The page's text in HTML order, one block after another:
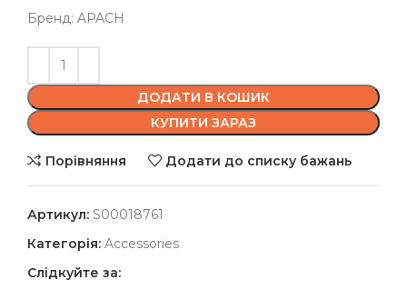
Бренд: APACH
ДОДАТИ В КОШИК
КУПИТИ ЗАРАЗ
Порівняння Додати до списку бажань
Артикул: S00018761
Категорія: Accessories
Слідкуйте за: